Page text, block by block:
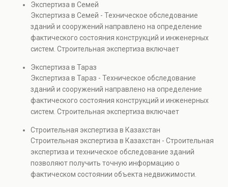
прочности элементов и оценку эксплуатационной
безопасности. Услуга востребована при покупке
недвижимости, капитальном ремонте и реконструкции
объектов, а также при судебных разбирательствах и
технических проверках.
Экспертиза в Семей
Экспертиза в Семей - Техническое обследование
зданий и сооружений направлено на определение
фактического состояния конструкций и инженерных
систем. Строительная экспертиза включает
элементов и оценку эксплуатационной безопасности.
Услуга востребована при покупке недвижимости,
капитальном ремонте и реконструкции объектов, а
также при судебных разбирательствах и технических
проверках.
Экспертиза в Тараз
Экспертиза в Тараз - Техническое обследование
зданий и сооружений направлено на определение
фактического состояния конструкций и инженерных
систем. Строительная экспертиза включает
элементов и оценку эксплуатационной безопасности.
Услуга востребована при покупке недвижимости,
капитальном ремонте и реконструкции объектов, а
также при судебных разбирательствах и технических
проверках.
Строительная экспертиза в Казахстан
Строительная экспертиза в Казахстан - Строительная
экспертиза и техническое обследование зданий
позволяют получить точную информацию о
фактическом состоянии объекта недвижимости.